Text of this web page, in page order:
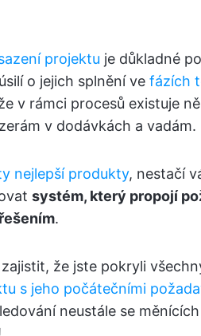
projektu je důkladné
o jejich splnění ve fázích
v rámci procesů existuje
v dodávkách a vadám.
nejlepší produkty, nestačí
systém, který propojí
.
že jste pokryli
s jeho počátečními
neustále se